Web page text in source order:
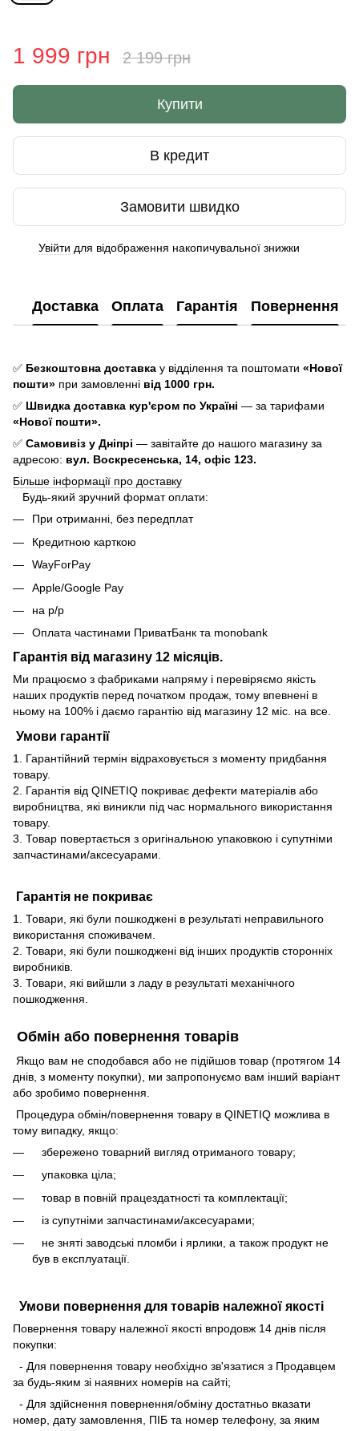
1 999 грн 2 199 грн
Купити
В кредит
Замовити швидко
Увійти для відображення накопичувальної знижки
Доставка Оплата Гарантія Повернення
✅ Безкоштовна доставка у відділення та поштомати «Нової
пошти» при замовленні від 1000 грн.
✅ Швидка доставка кур'єром по Україні — за тарифами
«Нової пошти».
✅ Самовивіз у Дніпрі — завітайте до нашого магазину за
адресою: вул. Воскресенська, 14, офіс 123.
Більше інформації про доставку
Будь-який зручний формат оплати:
При отриманні, без передплат
Кредитною карткою
WayForPay
Apple/Google Pay
на р/р
Оплата частинами ПриватБанк та monobank
Гарантія від магазину 12 місяців.
Ми працюємо з фабриками напряму і перевіряємо якість
наших продуктів перед початком продаж, тому впевнені в
ньому на 100% і даємо гарантію від магазину 12 міс. на все.
Умови гарантії
1. Гарантійний термін відраховується з моменту придбання
товару.
2. Гарантія від QINETIQ покриває дефекти матеріалів або
виробництва, які виникли під час нормального використання
товару.
3. Товар повертається з оригінальною упаковкою і супутніми
запчастинами/аксесуарами.
Гарантія не покриває
1. Товари, які були пошкоджені в результаті неправильного
використання споживачем.
2. Товари, які були пошкоджені від інших продуктів сторонніх
виробників.
3. Товари, які вийшли з ладу в результаті механічного
пошкодження.
Обмін або повернення товарів
Якщо вам не сподобався або не підійшов товар (протягом 14
днів, з моменту покупки), ми запропонуємо вам інший варіант
або зробимо повернення.
Процедура обмін/повернення товару в QINETIQ можлива в
тому випадку, якщо:
збережено товарний вигляд отриманого товару;
упаковка ціла;
товар в повній працездатності та комплектації;
із супутніми запчастинами/аксесуарами;
не зняті заводські пломби і ярлики, а також продукт не
був в експлуатації.
Умови повернення для товарів належної якості
Повернення товару належної якості впродовж 14 днів після
покупки:
- Для повернення товару необхідно зв'язатися з Продавцем
за будь-яким зі наявних номерів на сайті;
- Для здійснення повернення/обміну достатньо вказати
номер, дату замовлення, ПІБ та номер телефону, за яким